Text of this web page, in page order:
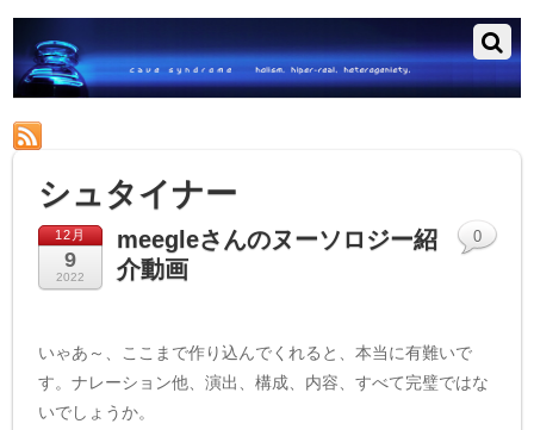
シュタイナー
12月
9
2022
meegleさんのヌーソロジー紹
介動画
いゃあ～、ここまで作り込んでくれると、本当に有難いで
す。ナレーション他、演出、構成、内容、すべて完璧ではな
いでしょうか。
0